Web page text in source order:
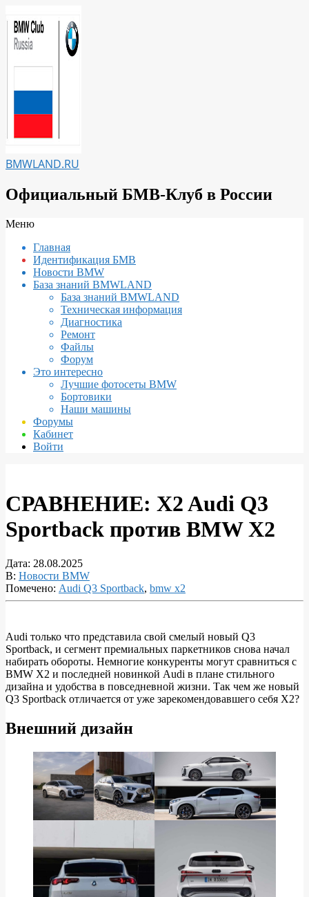
к
содержимому
BMWLAND.RU
Официальный БМВ-Клуб в России
Вторичное
навигации
Меню
Главная
Идентификация БМВ
Новости BMW
База знаний BMWLAND
База знаний BMWLAND
Техническая информация
Диагностика
Ремонт
Файлы
Форум
Это интересно
Лучшие фотосеты BMW
Бортовики
Наши машины
Форумы
Кабинет
Войти
СРАВНЕНИЕ: X2 Audi Q3
Sportback против BMW X2
Дата: 28.08.2025
В: Новости BMW
Помечено: Audi Q3 Sportback, bmw x2
СРАВНЕНИЕ:
X2
Audi
Q3
Sportback
BMW
Audi только что представила свой смелый новый Q3
Sportback, и сегмент премиальных паркетников снова начал
набирать обороты. Немногие конкуренты могут сравниться с
BMW X2 и последней новинкой Audi в плане стильного
дизайна и удобства в повседневной жизни. Так чем же новый
Q3 Sportback отличается от уже зарекомендовавшего себя X2?
Внешний дизайн